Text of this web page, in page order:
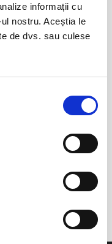
informații cu
nostru. Aceștia le
de dvs. sau culese